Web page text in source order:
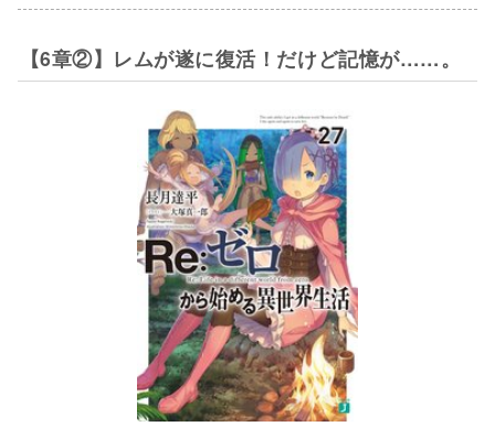
【6章②】レムが遂に復活！だけど記憶が……。